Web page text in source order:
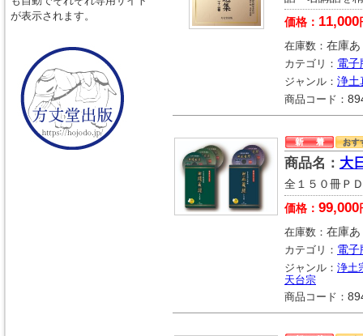
価格： 11,000
在庫数： 在庫あ
カテゴリ： 電子
ジャンル： 浄土
商品コード：
商品名： 大
全１５０冊Ｐ
価格： 99,000
在庫数： 在庫あ
カテゴリ： 電子
ジャンル： 浄土
天台宗
商品コード：
が表示されます。